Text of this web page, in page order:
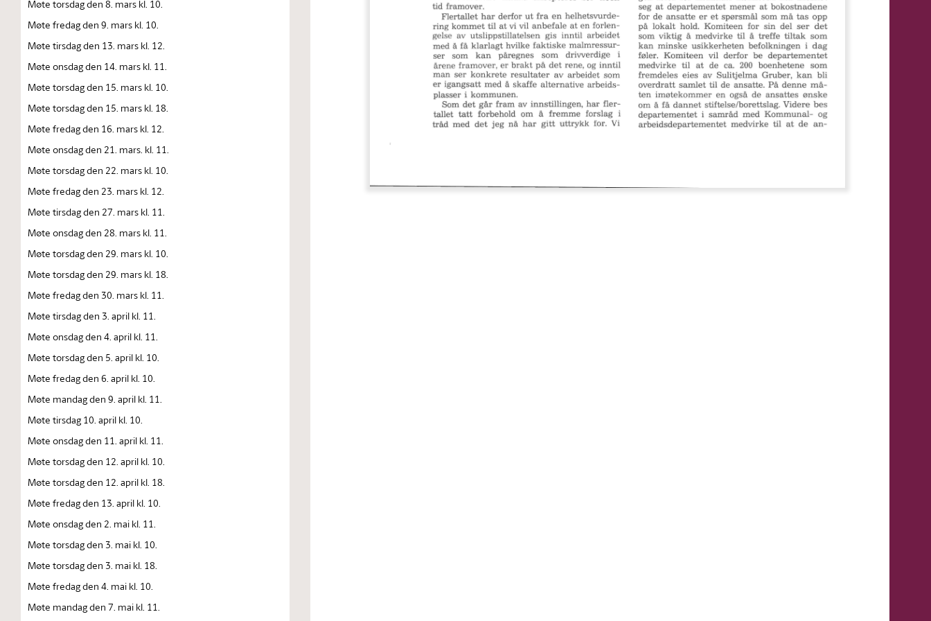
Møte torsdag den 8. mars kl. 10.
Møte fredag den 9. mars kl. 10.
Møte tirsdag den 13. mars kl. 12.
Møte onsdag den 14. mars kl. 11.
Møte torsdag den 15. mars kl. 10.
Møte torsdag den 15. mars kl. 18.
Møte fredag den 16. mars kl. 12.
Møte onsdag den 21. mars. kl. 11.
Møte torsdag den 22. mars kl. 10.
Møte fredag den 23. mars kl. 12.
Møte tirsdag den 27. mars kl. 11.
Møte onsdag den 28. mars kl. 11.
Møte torsdag den 29. mars kl. 10.
Møte torsdag den 29. mars kl. 18.
Møte fredag den 30. mars kl. 11.
Møte tirsdag den 3. april kl. 11.
Møte onsdag den 4. april kl. 11.
Møte torsdag den 5. april kl. 10.
Møte fredag den 6. april kl. 10.
Møte mandag den 9. april kl. 11.
Møte tirsdag 10. april kl. 10.
Møte onsdag den 11. april kl. 11.
Møte torsdag den 12. april kl. 10.
Møte torsdag den 12. april kl. 18.
Møte fredag den 13. april kl. 10.
Møte onsdag den 2. mai kl. 11.
Møte torsdag den 3. mai kl. 10.
Møte torsdag den 3. mai kl. 18.
Møte fredag den 4. mai kl. 10.
Møte mandag den 7. mai kl. 11.